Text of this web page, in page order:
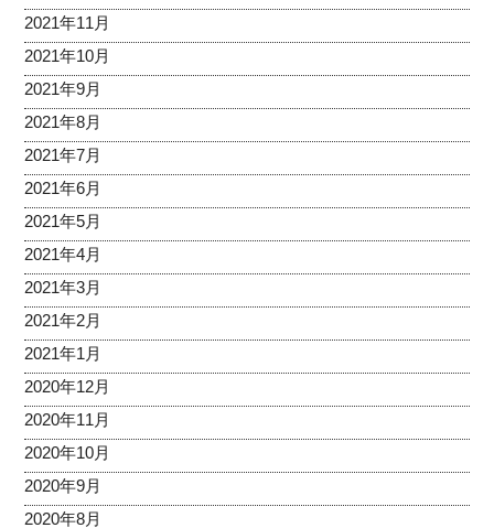
2021年11月
2021年10月
2021年9月
2021年8月
2021年7月
2021年6月
2021年5月
2021年4月
2021年3月
2021年2月
2021年1月
2020年12月
2020年11月
2020年10月
2020年9月
2020年8月